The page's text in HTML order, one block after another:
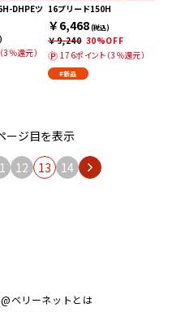
DHPEツ
3％還元）
16プリード150H
￥6,468(税込)
￥9,240 30%OFF
176ポイント（3％還元）
#新品
ージ目を表示
12 13 14
@ベリーネットとは